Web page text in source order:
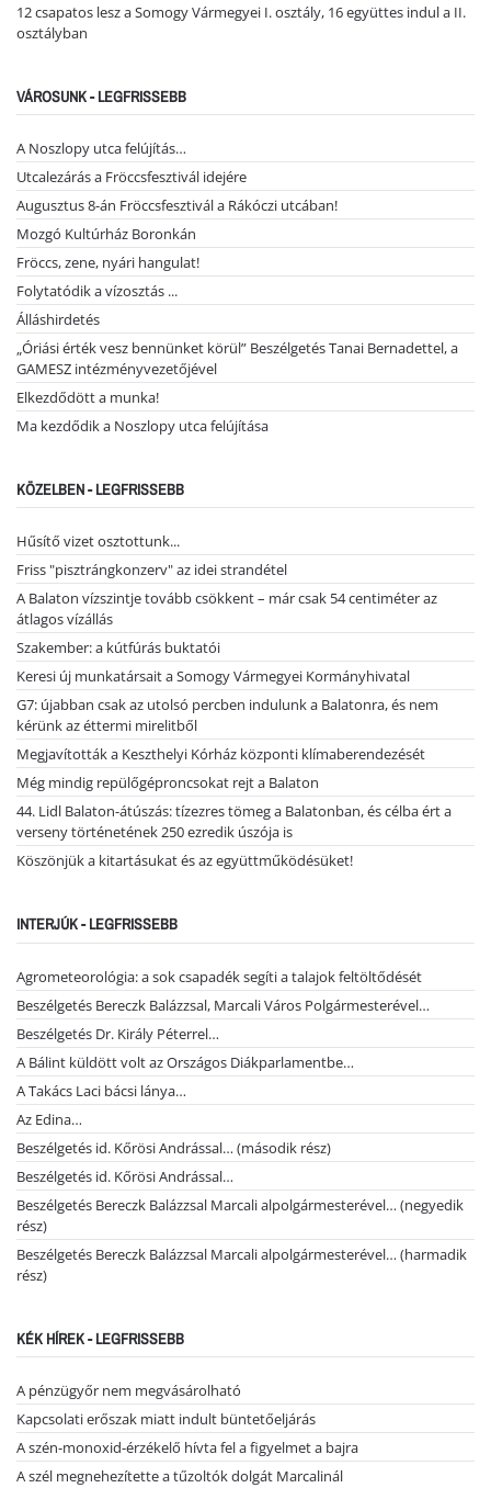
12 csapatos lesz a Somogy Vármegyei I. osztály, 16 együttes indul a II.
osztályban
VÁROSUNK - LEGFRISSEBB
A Noszlopy utca felújítás…
Utcalezárás a Fröccsfesztivál idejére
Augusztus 8-án Fröccsfesztivál a Rákóczi utcában!
Mozgó Kultúrház Boronkán
Fröccs, zene, nyári hangulat!
Folytatódik a vízosztás ...
Álláshirdetés
„Óriási érték vesz bennünket körül” Beszélgetés Tanai Bernadettel, a
GAMESZ intézményvezetőjével
Elkezdődött a munka!
Ma kezdődik a Noszlopy utca felújítása
KÖZELBEN - LEGFRISSEBB
Hűsítő vizet osztottunk...
Friss "pisztrángkonzerv" az idei strandétel
A Balaton vízszintje tovább csökkent – már csak 54 centiméter az
átlagos vízállás
Szakember: a kútfúrás buktatói
Keresi új munkatársait a Somogy Vármegyei Kormányhivatal
G7: újabban csak az utolsó percben indulunk a Balatonra, és nem
kérünk az éttermi mirelitből
Megjavították a Keszthelyi Kórház központi klímaberendezését
Még mindig repülőgéproncsokat rejt a Balaton
44. Lidl Balaton-átúszás: tízezres tömeg a Balatonban, és célba ért a
verseny történetének 250 ezredik úszója is
Köszönjük a kitartásukat és az együttműködésüket!
INTERJÚK - LEGFRISSEBB
Agrometeorológia: a sok csapadék segíti a talajok feltöltődését
Beszélgetés Bereczk Balázzsal, Marcali Város Polgármesterével…
Beszélgetés Dr. Király Péterrel…
A Bálint küldött volt az Országos Diákparlamentbe…
A Takács Laci bácsi lánya…
Az Edina…
Beszélgetés id. Kőrösi Andrással… (második rész)
Beszélgetés id. Kőrösi Andrással…
Beszélgetés Bereczk Balázzsal Marcali alpolgármesterével… (negyedik
rész)
Beszélgetés Bereczk Balázzsal Marcali alpolgármesterével… (harmadik
rész)
KÉK HÍREK - LEGFRISSEBB
A pénzügyőr nem megvásárolható
Kapcsolati erőszak miatt indult büntetőeljárás
A szén-monoxid-érzékelő hívta fel a figyelmet a bajra
A szél megnehezítette a tűzoltók dolgát Marcalinál